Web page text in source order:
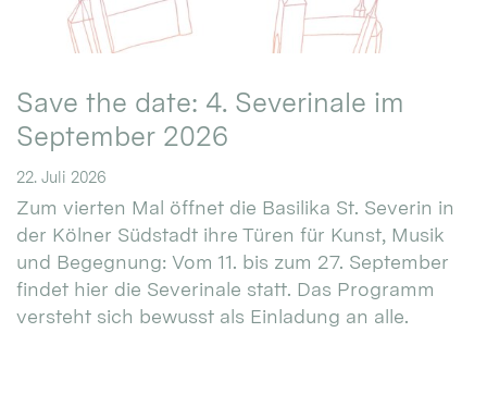
Save the date: 4. Severinale im
September 2026
22. Juli 2026
Zum vierten Mal öffnet die Basilika St. Severin in
der Kölner Südstadt ihre Türen für Kunst, Musik
und Begegnung: Vom 11. bis zum 27. September
findet hier die Severinale statt. Das Programm
versteht sich bewusst als Einladung an alle.